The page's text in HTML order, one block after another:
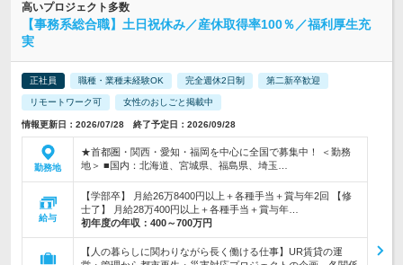
高いプロジェクト多数
【事務系総合職】土日祝休み／産休取得率100％／福利厚生充
実
正社員 職種・業種未経験OK 完全週休2日制 第二新卒歓迎
リモートワーク可 女性のおしごと掲載中
情報更新日：2026/07/28 終了予定日：2026/09/28
勤務地
★首都圏・関西・愛知・福岡を中心に全国で募集中！ ＜勤務
地＞ ■国内：北海道、宮城県、福島県、埼玉…
給与
【学部卒】 月給26万8400円以上＋各種手当＋賞与年2回 【修
士了】 月給28万400円以上＋各種手当＋賞与年…
初年度の年収： 400～700万円
【人の暮らしに関わりながら長く働ける仕事】UR賃貸の運